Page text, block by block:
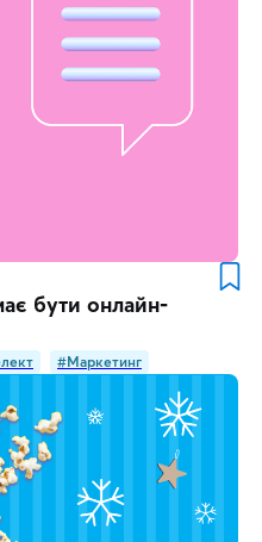
бути онлайн-
#Маркетинг